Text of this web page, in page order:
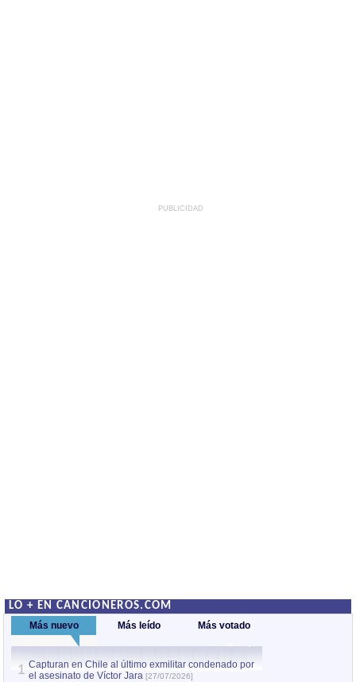
PUBLICIDAD
LO + EN CANCIONEROS.COM
Más nuevo Más leído Más votado
1 Capturan en Chile al último exmilitar condenado por
el asesinato de Víctor Jara [27/07/2026]